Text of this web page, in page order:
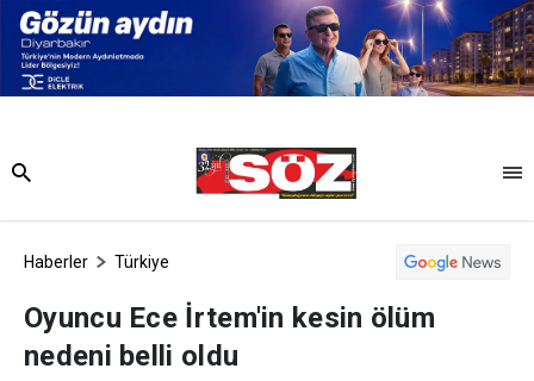
Haberler Türkiye
Oyuncu Ece İrtem'in kesin ölüm
nedeni belli oldu